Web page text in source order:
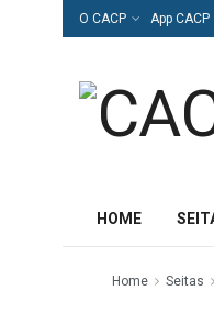
O CACP App CACP
HOME
Home Seitas